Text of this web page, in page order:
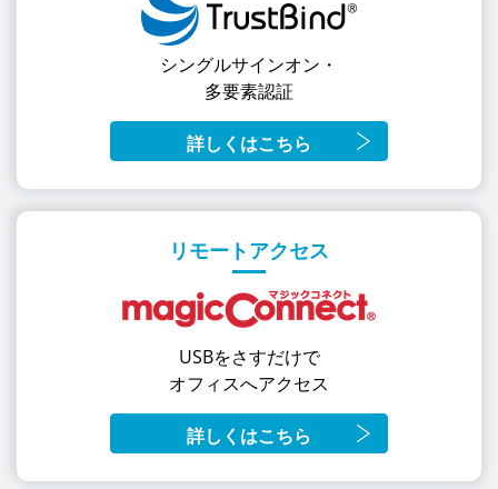
シングルサインオン・
多要素認証
詳しくはこちら
リモートアクセス
USBをさすだけで
オフィスへアクセス
詳しくはこちら